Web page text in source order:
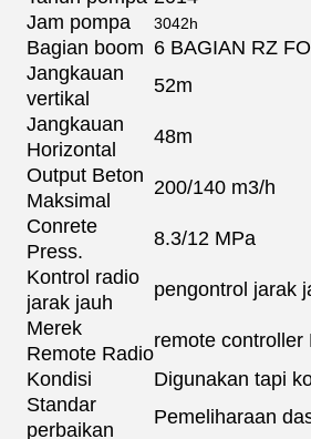
Jam pompa
3042h
Bagian boom 6 BAGIAN RZ
Jangkauan
vertikal
52m
Jangkauan
Horizontal
48m
Output Beton
Maksimal
200/140 m3/h
Conrete
Press.
8.3/12 MPa
Kontrol radio
jarak jauh
pengontrol jarak
Merek
Remote Radio
remote controller
Kondisi
Digunakan tapi
Standar
perbaikan
Pemeliharaan